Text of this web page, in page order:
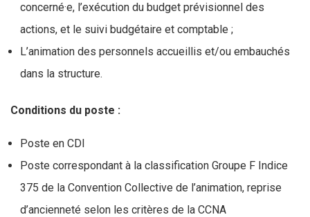
concerné·e, l’exécution du budget prévisionnel des
actions, et le suivi budgétaire et comptable ;
L’animation des personnels accueillis et/ou embauchés
dans la structure.
Conditions du poste :
Poste en CDI
Poste correspondant à la classification Groupe F Indice
375 de la Convention Collective de l’animation, reprise
d’ancienneté selon les critères de la CCNA